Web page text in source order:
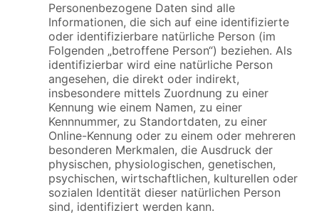
Personenbezogene Daten sind alle
Informationen, die sich auf eine identifizierte
oder identifizierbare natürliche Person (im
Folgenden „betroffene Person“) beziehen. Als
identifizierbar wird eine natürliche Person
angesehen, die direkt oder indirekt,
insbesondere mittels Zuordnung zu einer
Kennung wie einem Namen, zu einer
Kennnummer, zu Standortdaten, zu einer
Online-Kennung oder zu einem oder mehreren
besonderen Merkmalen, die Ausdruck der
physischen, physiologischen, genetischen,
psychischen, wirtschaftlichen, kulturellen oder
sozialen Identität dieser natürlichen Person
sind, identifiziert werden kann.